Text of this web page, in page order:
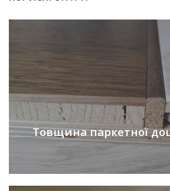
Товщина паркетної